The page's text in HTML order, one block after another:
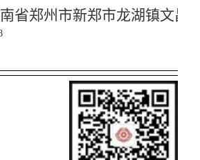
省郑州市新郑市龙湖镇文昌